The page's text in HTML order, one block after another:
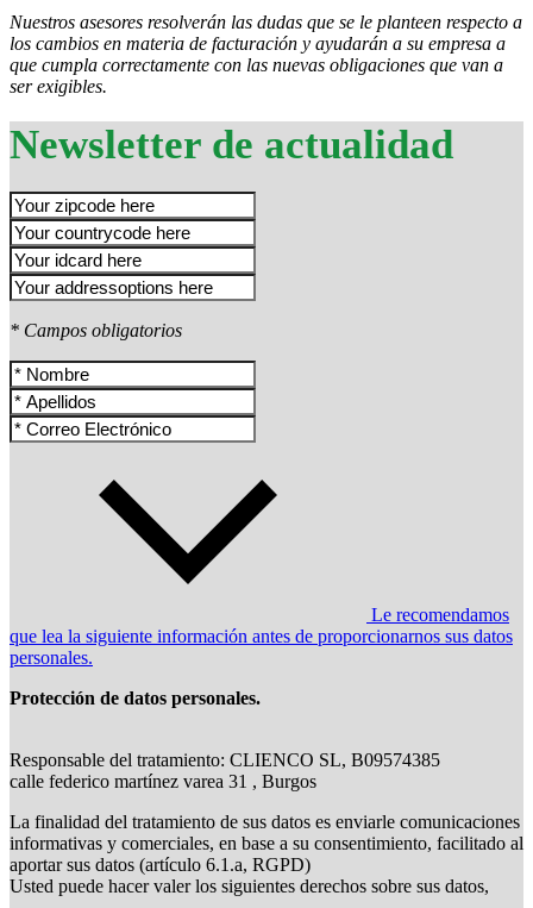
Nuestros asesores resolverán las dudas que se le planteen respecto a
los cambios en materia de facturación y ayudarán a su empresa a
que cumpla correctamente con las nuevas obligaciones que van a
ser exigibles.
Newsletter de actualidad
* Campos obligatorios
Le recomendamos
que lea la siguiente información antes de proporcionarnos sus datos
personales.
Protección de datos personales.
Responsable del tratamiento: CLIENCO SL, B09574385
calle federico martínez varea 31 , Burgos
La finalidad del tratamiento de sus datos es enviarle comunicaciones
informativas y comerciales, en base a su consentimiento, facilitado al
aportar sus datos (artículo 6.1.a, RGPD)
Usted puede hacer valer los siguientes derechos sobre sus datos,